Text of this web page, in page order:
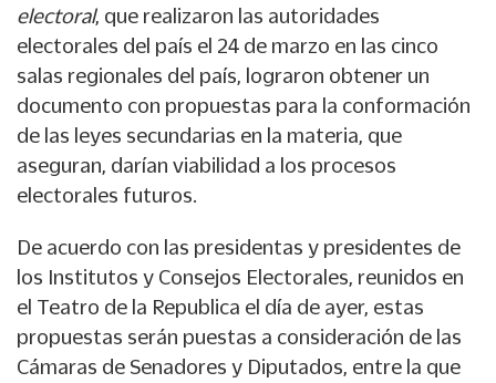
electoral, que realizaron las autoridades
electorales del país el 24 de marzo en las cinco
salas regionales del país, lograron obtener un
documento con propuestas para la conformación
de las leyes secundarias en la materia, que
aseguran, darían viabilidad a los procesos
electorales futuros.
De acuerdo con las presidentas y presidentes de
los Institutos y Consejos Electorales, reunidos en
el Teatro de la Republica el día de ayer, estas
propuestas serán puestas a consideración de las
Cámaras de Senadores y Diputados, entre la que